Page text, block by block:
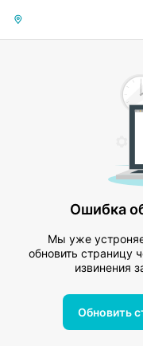
Ошибка
Мы уже
обновить страницу
извинения
Обновить